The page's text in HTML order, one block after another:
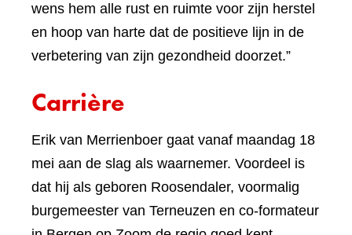
wens hem alle rust en ruimte voor zijn herstel
en hoop van harte dat de positieve lijn in de
verbetering van zijn gezondheid doorzet.”
Carrière
Erik van Merrienboer gaat vanaf maandag 18
mei aan de slag als waarnemer. Voordeel is
dat hij als geboren Roosendaler, voormalig
burgemeester van Terneuzen en co-formateur